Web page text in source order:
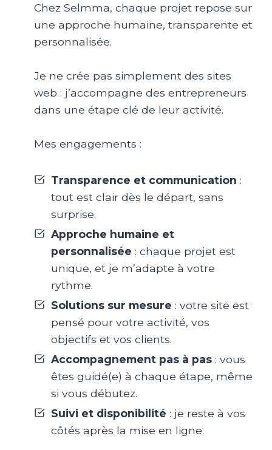
Chez Selmma, chaque projet repose sur
une approche humaine, transparente et
personnalisée.
Je ne crée pas simplement des sites
web : j’accompagne des entrepreneurs
dans une étape clé de leur activité.
Mes engagements :
Transparence et communication :
tout est clair dès le départ, sans
surprise.
Approche humaine et
personnalisée : chaque projet est
unique, et je m’adapte à votre
rythme.
Solutions sur mesure : votre site est
pensé pour votre activité, vos
objectifs et vos clients.
Accompagnement pas à pas: vous
êtes guidé(e) à chaque étape, même
si vous débutez.
Suivi et disponibilité : je reste à vos
côtés après la mise en ligne.